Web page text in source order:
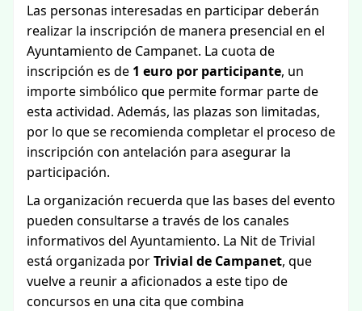
Las personas interesadas en participar deberán
realizar la inscripción de manera presencial en el
Ayuntamiento de Campanet. La cuota de
inscripción es de 1 euro por participante, un
importe simbólico que permite formar parte de
esta actividad. Además, las plazas son limitadas,
por lo que se recomienda completar el proceso de
inscripción con antelación para asegurar la
participación.
La organización recuerda que las bases del evento
pueden consultarse a través de los canales
informativos del Ayuntamiento. La Nit de Trivial
está organizada porTrivial de Campanet, que
vuelve a reunir a aficionados a este tipo de
concursos en una cita que combina